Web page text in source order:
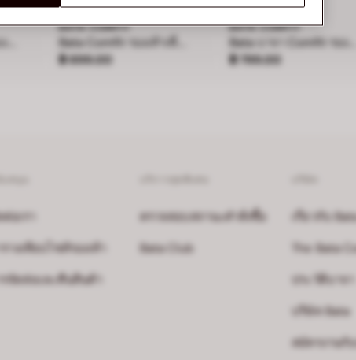
BATA COMFIT
ราคา ฿ 899.00
฿ 899.00
BATA COMFIT
ราคา ฿ 799.00
฿ 799.00
อเรา
างเทียบไซส์รองเท้า
รจัดส่งและคืนสินค้า
ตรวจสอบสถานะคำสั่งซื้อ
Bata Club
เกี่ยวกับ
The Bata
ประวัติบาจา
บริษัท Bata
สมัครงานกับ